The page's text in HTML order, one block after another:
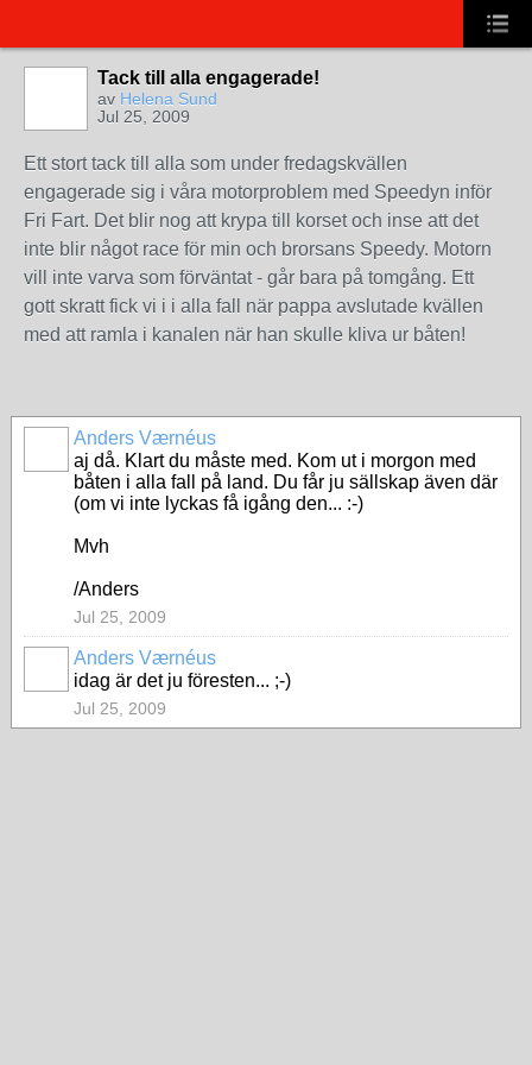
Tack till alla engagerade!
av Helena Sund
Jul 25, 2009
Ett stort tack till alla som under fredagskvällen
engagerade sig i våra motorproblem med Speedyn inför
Fri Fart. Det blir nog att krypa till korset och inse att det
inte blir något race för min och brorsans Speedy. Motorn
vill inte varva som förväntat - går bara på tomgång. Ett
gott skratt fick vi i i alla fall när pappa avslutade kvällen
med att ramla i kanalen när han skulle kliva ur båten!
Anders Værnéus
aj då. Klart du måste med. Kom ut i morgon med
båten i alla fall på land. Du får ju sällskap även där
(om vi inte lyckas få igång den... :-)
Mvh
/Anders
Jul 25, 2009
Anders Værnéus
idag är det ju föresten... ;-)
Jul 25, 2009